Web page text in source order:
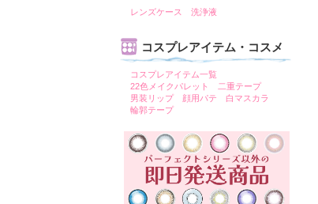
レンズケース 洗浄液
コスプレアイテム・コスメ
コスプレアイテム一覧
22色メイクパレット
二重テープ
男装リップ
顔用パテ
白マスカラ
輪郭テープ